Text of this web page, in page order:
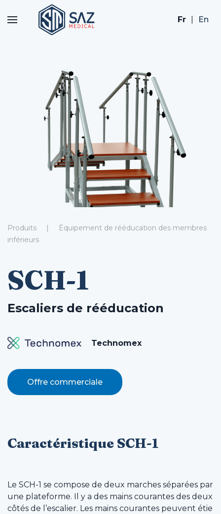
Fr En
Produits
Équipement de rééducation des membres
inférieurs
SCH-1
Escaliers de rééducation
Technomex
Offre commerciale
Caractéristique SCH-1
Le SCH-1 se compose de deux marches séparées par
une plateforme. Il y a des mains courantes des deux
côtés de l’escalier. Les mains courantes peuvent étie